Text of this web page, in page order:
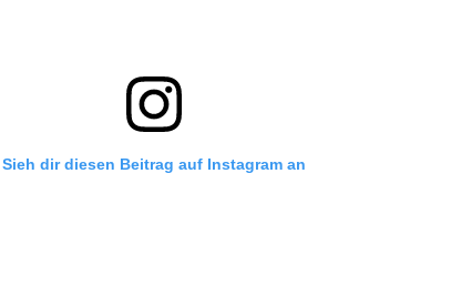
Sieh dir diesen Beitrag auf Instagram an